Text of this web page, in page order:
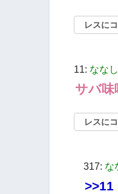
レスに
11: なな
サバ味
レスに
317: な
>>11